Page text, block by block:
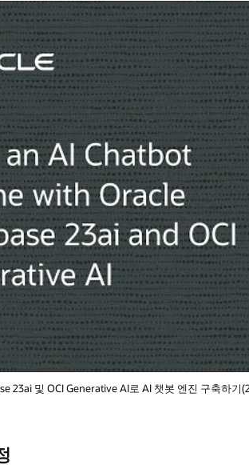
23ai 및 OCI Generative AI로 AI 챗봇 엔진 구축하기